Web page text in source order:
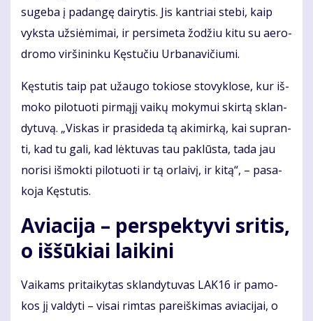
su­ge­ba į pa­dan­gę dai­ry­tis. Jis kan­triai ste­bi, kaip
vyks­ta už­si­ė­mi­mai, ir per­si­me­ta žo­džiu ki­tu su ae­ro­
dro­mo vir­ši­nin­ku Kęs­tu­čiu Ur­ba­na­vi­čiu­mi.
Kęs­tu­tis taip pat už­au­go to­kio­se sto­vyk­lo­se, kur iš­
mo­ko pi­lo­tuo­ti pir­mą­jį vai­kų mo­ky­mui skir­tą sklan­
dy­tu­vą. „Vis­kas ir pra­si­de­da tą aki­mir­ką, kai su­pran­
ti, kad tu ga­li, kad lėk­tu­vas tau pa­klūs­ta, ta­da jau
no­ri­si iš­mok­ti pi­lo­tuo­ti ir tą or­lai­vį, ir ki­tą“, – pa­sa­
ko­ja Kęs­tu­tis.
Aviacija – perspektyvi sritis,
o iššūkiai laikini
Vai­kams pri­tai­ky­tas sklan­dy­tu­vas LAK16 ir pa­mo­
kos jį val­dy­ti – vi­sai rim­tas pa­reiš­ki­mas avia­ci­jai, o